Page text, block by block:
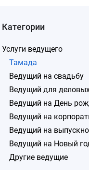
Категории
Услуги ведущего
Тамада
Ведущий на свадьбу
Ведущий для
Ведущий на День
Ведущий на
Ведущий на
Ведущий на Новый
Другие ведущие